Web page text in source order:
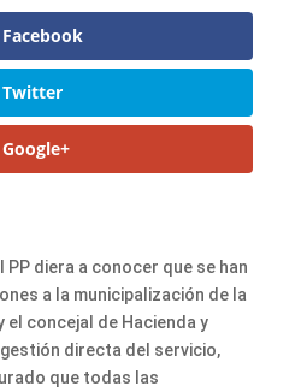
PP diera a conocer que se han
a la municipalización de la
el concejal de Hacienda y
directa del servicio,
que todas las